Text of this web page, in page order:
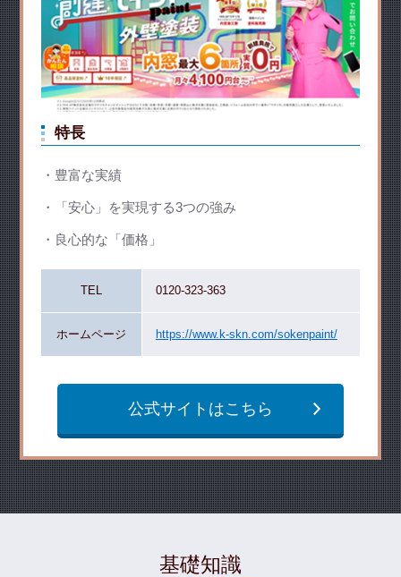
特長
豊富な実績
「安心」を実現する3つの強み
良心的な「価格」
TEL 0120-323-363
ホームページ https://www.k-skn.com/sokenpaint/
公式サイトはこちら
基礎知識